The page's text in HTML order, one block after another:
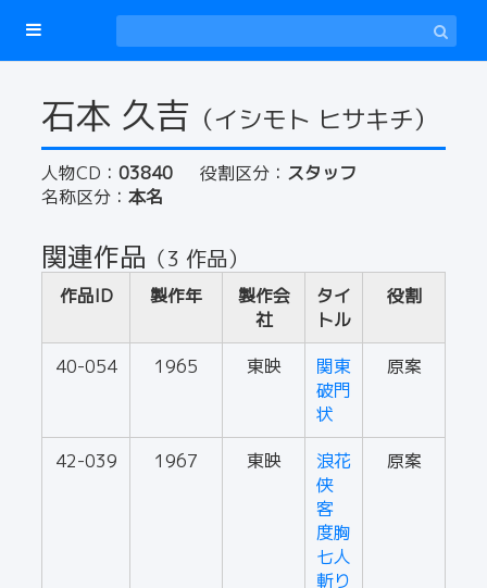
石本 久吉 （イシモト ヒサキチ）
人物CD： 03840 役割区分： スタッフ
名称区分： 本名
関連作品 （3 作品）
作品ID 製作年
製作会
社
タイ
トル
役割
40-054 1965 東映
関東
破門
状
原案
42-039 1967 東映
浪花
侠
客
度胸
七人
斬り
原案